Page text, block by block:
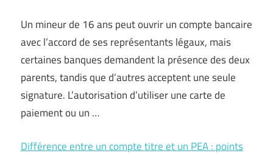
Un mineur de 16 ans peut ouvrir un compte bancaire
avec l’accord de ses représentants légaux, mais
certaines banques demandent la présence des deux
parents, tandis que d’autres acceptent une seule
signature. L’autorisation d’utiliser une carte de
paiement ou un …
Différence entre un compte titre et un PEA : points